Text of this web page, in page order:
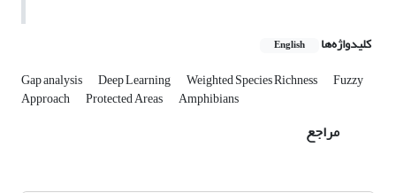
کلیدواژه‌ها English
Gap analysis Deep Learning Weighted Species Richness Fuzzy
Approach Protected Areas Amphibians
مراجع